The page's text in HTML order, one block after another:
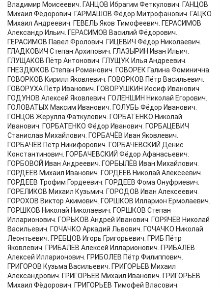
Владимир Моисеевич. ГАНЦОВ Ибрагим Феткулович. ГАНЦОВ
Михаил Фёдорович. ГАРМАШОВ Фёдор Митрофанович. ГАЦКО
Михаил Андреевич. ГЕВЕЛЬ Яков Тимофеевич. ГЕРАСИМОВ
Александр Ильич. ГЕРАСИМОВ Василий Фёдорович.
ГЕРАСИМОВ Павел Фролович. ГИЦЕВИЧ Фёдор Николаевич.
ГЛАДКОВИЧ Степан Архипович. ГЛАЗЫРИН Иван Ильич.
ГЛУЩАКОВ Пётр Антонович. ГЛУЩУК Илья Андреевич.
ГНЕЗДЮКОВ Степан Романович. ГОВОРЕК Галина Фоминична.
ГОВОРКОВ Кирилл Яковлевич. ГОВОРКОВ Пётр Васильевич.
ГОВОРУХА Пётр Иванович. ГОВОРУШКИН Иосиф Иванович.
ГОДУНОВ Алексей Яковлевич. ГОЛЕНШИН Николай Егорович.
ГОЛОВАТЫХ Максим Иванович. ГОЛУБЬ Фёдор Иванович.
ГОНЦОВ Жерулла Фаткулович. ГОРБАТЕНКО Николай
Иванович. ГОРБАТЕНКО Фёдор Иванович. ГОРБАЦЕВИЧ
Станислав Михайлович. ГОРБАЧЁВ Иван Яковлевич.
ГОРБАЧЁВ Пётр Никифорович. ГОРБАЧЕВСКИЙ Денис
Константинович. ГОРБАЧЕВСКИЙ Фёдор Афанасьевич.
ГОРБОВОЙ Иван Андреевич. ГОРБЫЛЁВ Иван Михайлович.
ГОРДЕЕВ Михаил Иванович. ГОРДЕЕВ Николай Алексеевич.
ГОРДЕЕВ Трофим Гордеевич. ГОРДЕЕВ Фома Онуфриевич.
ГОРЕЛИКОВ Михаил Кузьмич. ГОРОДОВ Иван Алексеевич.
ГОРОХОВ Виктор Акимович. ГОРШКОВ Илларион Ермолаевич.
ГОРШКОВ Николай Николаевич. ГОРШКОВ Степан
Илларионович. ГОРЬКОВ Андрей Иванович. ГОРЯЧЕВ Николай
Васильевич. ГОЧАЧКО Аркадий Львович. ГОЧАЧКО Николай
Леонтьевич. ГРЕБЦОВ Игорь Григорьевич. ГРИБ Пётр
Яковлевич. ГРИБАЛЕВ Алексей Илларионович. ГРИБАЛЕВ
Алексей Илларионович. ГРИБОЛЕВ Пётр Филиппович.
ГРИГОРОВ Кузьма Васильевич. ГРИГОРЬЕВ Михаил
Александрович. ГРИГОРЬЕВ Михаил Иванович. ГРИГОРЬЕВ
Михаил Фёдорович. ГРИГОРЬЕВ Тимофей Власович.